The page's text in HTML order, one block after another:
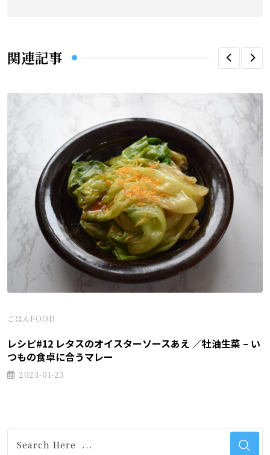
関連記事
ごはんFOOD
レシピ#12 レタスのオイスターソースあえ ／牡油生菜 – い
つもの食卓に合うマレー
2023-01-23